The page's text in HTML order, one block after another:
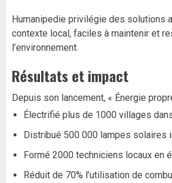
Humanipedie privilégie des solutions
contexte local, faciles à maintenir et
l’environnement.
Résultats et impact
Depuis son lancement, « Énergie
Électrifié plus de 1000 villages
Distribué 500 000 lampes solaires
Formé 2000 techniciens locaux en
Réduit de 70% l’utilisation de